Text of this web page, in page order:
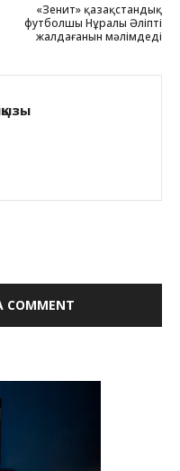
«Зенит» қазақстандық
футболшы Нұралы Әліпті
жалдағанын мәлімдеді
COMMENT